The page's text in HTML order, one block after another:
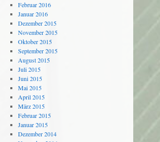
Februar 2016
Januar 2016
Dezember 2015
November 2015
Oktober 2015
September 2015
August 2015
Juli 2015
Juni 2015
Mai 2015
April 2015
März 2015
Februar 2015
Januar 2015
Dezember 2014